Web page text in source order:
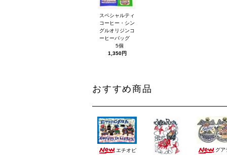
スペシャルティ
コーヒー・シン
グルオリジンコ
ーヒーバッグ
5個
1,350円
おすすめ商品
エチオピ
グア